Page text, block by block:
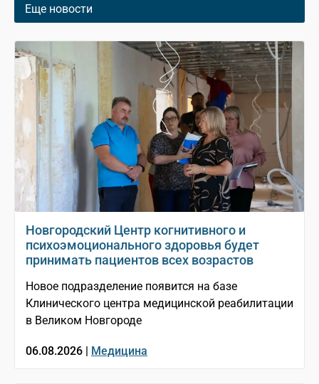
Еще новости
Новгородский Центр когнитивного и
психоэмоционального здоровья будет
принимать пациентов всех возрастов
Новое подразделение появится на базе
Клинического центра медицинской реабилитации
в Великом Новгороде
06.08.2026 | Медицина